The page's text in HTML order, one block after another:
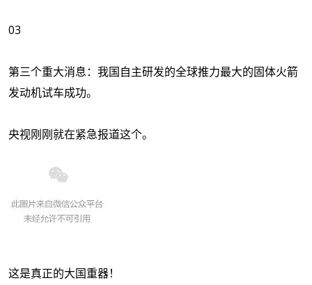
03
第三个重大消息：我国自主研发的全球推力最大的固体火箭
发动机试车成功。
央视刚刚就在紧急报道这个。
这是真正的大国重器！